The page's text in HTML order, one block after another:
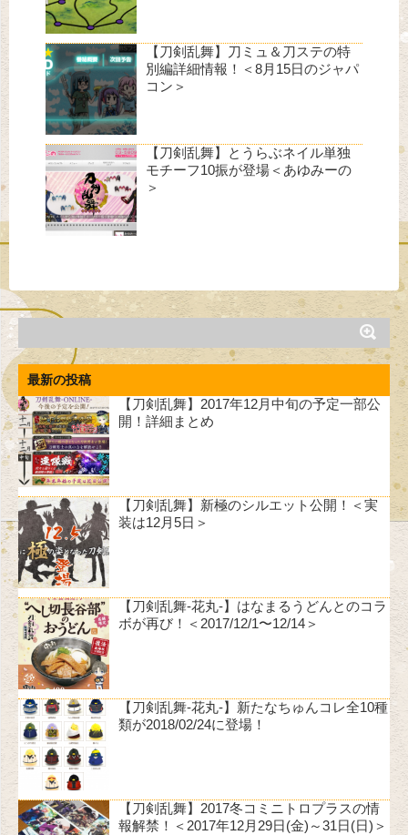
【刀剣乱舞】刀ミュ＆刀ステの特
別編詳細情報！＜8月15日のジャパ
コン＞
【刀剣乱舞】とうらぶネイル単独
モチーフ10振が登場＜あゆみーの
＞
最新の投稿
【刀剣乱舞】2017年12月中旬の予定一部公
開！詳細まとめ
【刀剣乱舞】新極のシルエット公開！＜実
装は12月5日＞
【刀剣乱舞-花丸-】はなまるうどんとのコラ
ボが再び！＜2017/12/1〜12/14＞
【刀剣乱舞-花丸-】新たなちゅんコレ全10種
類が2018/02/24に登場！
【刀剣乱舞】2017冬コミニトロプラスの情
報解禁！＜2017年12月29日(金)～31日(日)＞